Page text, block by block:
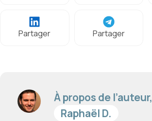
Partager Partager
À propos de l’auteur,
Raphaël D.